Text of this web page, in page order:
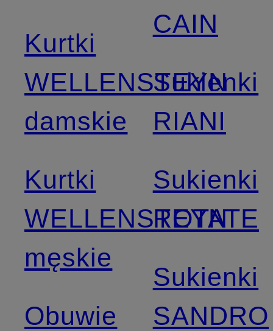
Kurtki
WELLENSTEYN
damskie
Kurtki
WELLENSTEYN
męskie
Obuwie
CAIN
Sukienki
RIANI
Sukienki
ROTATE
Sukienki
SANDRO